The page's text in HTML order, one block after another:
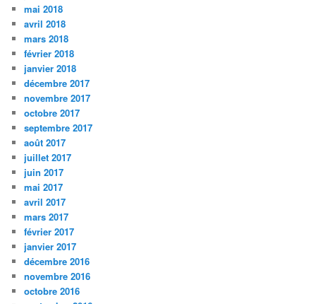
mai 2018
avril 2018
mars 2018
février 2018
janvier 2018
décembre 2017
novembre 2017
octobre 2017
septembre 2017
août 2017
juillet 2017
juin 2017
mai 2017
avril 2017
mars 2017
février 2017
janvier 2017
décembre 2016
novembre 2016
octobre 2016